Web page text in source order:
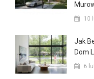
10
Jak
Dom
6